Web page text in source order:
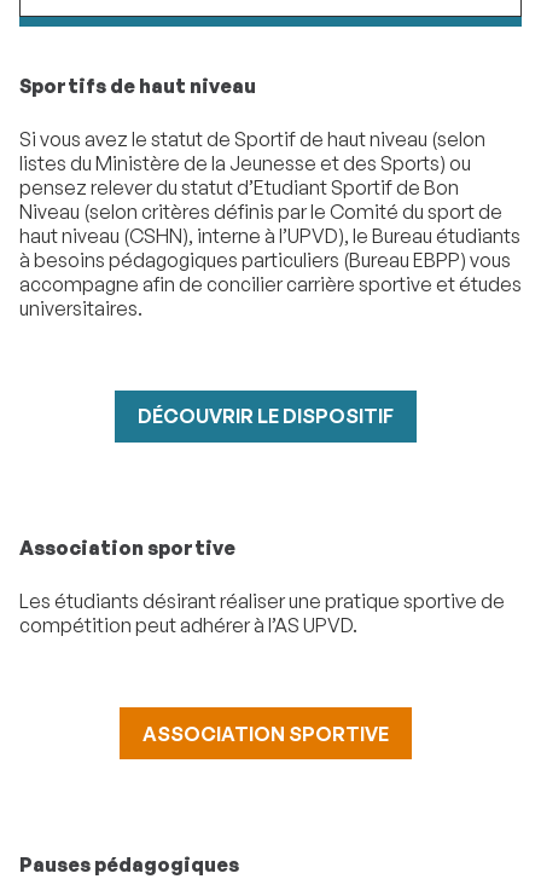
Sportifs de haut niveau
Si vous avez le statut de Sportif de haut niveau (selon
listes du Ministère de la Jeunesse et des Sports) ou
pensez relever du statut d’Etudiant Sportif de Bon
Niveau (selon critères définis par le Comité du sport de
haut niveau (CSHN), interne à l’UPVD), le Bureau étudiants
à besoins pédagogiques particuliers (Bureau EBPP) vous
accompagne afin de concilier carrière sportive et études
universitaires.
DÉCOUVRIR LE DISPOSITIF
Association sportive
Les étudiants désirant réaliser une pratique sportive de
compétition peut adhérer à l’AS UPVD.
ASSOCIATION SPORTIVE
Pauses pédagogiques